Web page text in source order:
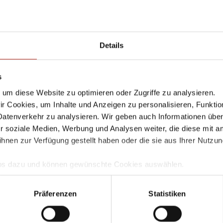
Details
diese Website zu optimieren oder Zugriffe zu analysieren.
Cookies, um Inhalte und Anzeigen zu personalisieren,
zu analysieren. Wir geben auch Informationen
soziale Medien, Werbung und Analysen weiter, die diese mit
zur Verfügung gestellt haben oder die sie aus Ihrer
dazu und können gewünschte Cookies auswählen.
und zur Speicherung Ihrer Daten finden Sie in unserer
gesetzt, wenn Sie auf "Ablehnen" klicken.
Präferenzen Statistiken
Top
WEB
FILE
WEB